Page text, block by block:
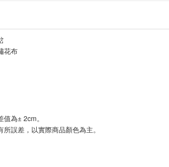
花布
為± 2cm。
誤差，以實際商品顏色為主。